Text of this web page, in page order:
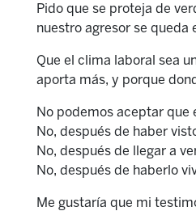
Pido que se proteja de
nuestro agresor se queda
Que el clima laboral sea
aporta más, y porque
No podemos aceptar que
No, después de haber
No, después de llegar a
No, después de haberlo
Me gustaría que mi